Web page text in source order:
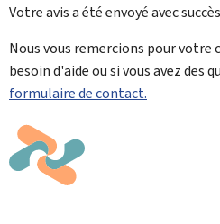
Votre avis a été envoyé avec
Nous vous remercions pour votre
besoin d'aide ou si vous avez des
formulaire de contact.